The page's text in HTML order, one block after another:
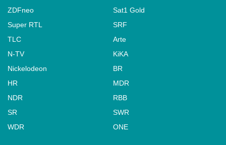
ZDFneo
Sat1 Gold
Super RTL
SRF
TLC
Arte
N-TV
KiKA
Nickelodeon
BR
HR
MDR
NDR
RBB
SR
SWR
WDR
ONE